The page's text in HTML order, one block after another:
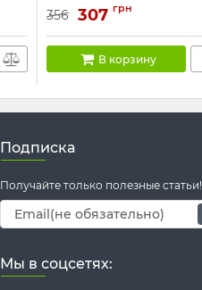
Артикул:tool18
356 307 грн
В корзину
Подписка
Получайте только полезные статьи!
Мы в соцсетях: